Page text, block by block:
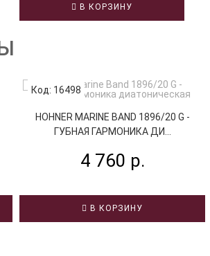
В КОРЗИНУ
Код: 16498
HOHNER MARINE BAND 1896/20 G -
ГУБНАЯ ГАРМОНИКА ДИ...
4 760 р.
В КОРЗИНУ